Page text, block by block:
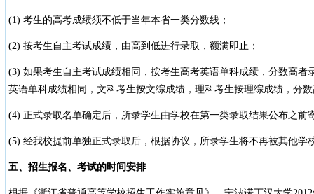
(1) 考生的高考成绩须不低于当年本省一类分数线；
(2) 按考生自主考试成绩，由高到低进行录取，额满即止；
(3) 如果考生自主考试成绩相同，按考生高考英语单科成绩，分数高者
英语单科成绩相同，文科考生按文综成绩，理科考生按理综成绩，分
(4) 正式录取名单确定后，所录学生由学校在第一类录取结果公布之前
(5) 经我校提前单独正式录取后，根据协议，所录学生将不再被其他学
五、招生报名、考试的时间安排